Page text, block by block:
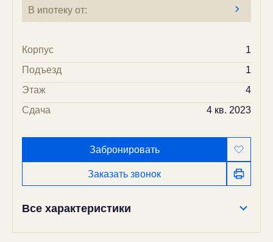
В ипотеку от:
Корпус
1
Подъезд
1
Этаж
4
Сдача
4 кв. 2023
Забронировать
Заказать звонок
Все характеристики